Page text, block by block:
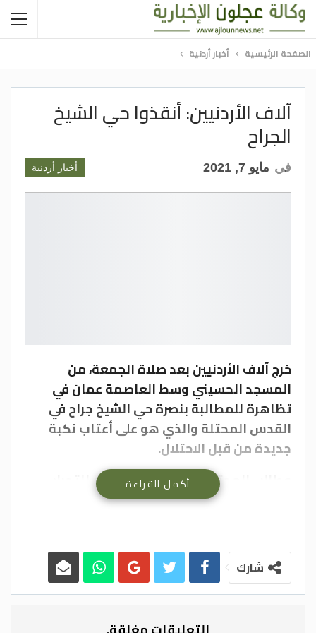
الصفحة الرئيسية أخبار أردنية
آلاف الأردنيين: أنقذوا حي الشيخ
الجراح
أخبار أردنية في مايو 7, 2021
خرج آلاف الأردنيين بعد صلاة الجمعة، من
المسجد الحسيني وسط العاصمة عمان في
تظاهرة للمطالبة بنصرة حي الشيخ جراح في
القدس المحتلة والذي هو على أعتاب نكبة
جديدة من قبل الاحتلال.
وطالب المحتجون جميع دول العالم للتحرك
لوقف التهجير الذي يواجهه سكان الحي، إلى
إنهم “يدافعون عن الأمة”.
وحملت الفعالية التي تم إقامتها عنوان
أكمل القراءة
شارك